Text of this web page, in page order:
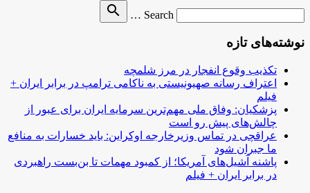
Search …
search
نوشته‌های تازه
تکذیب وقوع انفجار در مرز شلمچه
اعتراف رسانه صهیونیستی به ناکامی ترامپ در برابر ایران +
فیلم
پزشکیان: وفاق ملی مهم‌ترین سرمایه ایران برای عبور از
چالش‌های پیش رو است
عراقچی در تماس وزیرخارجه اوکراین: باید خسارات به منافع
ما جبران شود
پاشنه آشیل‌های آمریکا؛ از کمبود مهمات تا بن‌بست راهبردی
در برابر ایران + فیلم